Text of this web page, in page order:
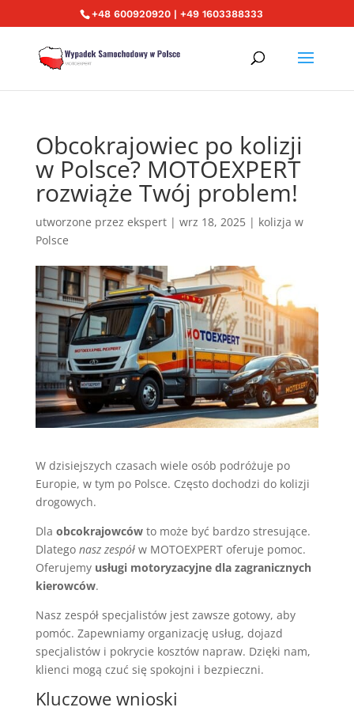
+48 600920920 | +49 1603388333
Obcokrajowiec po kolizji
w Polsce? MOTOEXPERT
rozwiąże Twój problem!
utworzone przez ekspert| wrz 18, 2025| kolizja w
Polsce
W dzisiejszych czasach wiele osób podróżuje po
Europie, w tym po Polsce. Często dochodzi do kolizji
drogowych.
Dla obcokrajowcówto może być bardzo stresujące.
Dlatego nasz zespółw MOTOEXPERT oferuje pomoc.
Oferujemy usługi motoryzacyjne dla zagranicznych
kierowców.
Nasz zespół specjalistów jest zawsze gotowy, aby
pomóc. Zapewniamy organizację usług, dojazd
specjalistów i pokrycie kosztów napraw. Dzięki nam,
klienci mogą czuć się spokojni i bezpieczni.
Kluczowe wnioski